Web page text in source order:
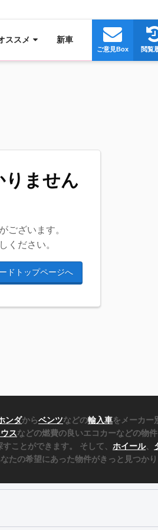
ススメ 新車
閲覧
ご意見Box
りません
ございます。
ください。
ドトップページへ
ンダからベンツなどの輸入車をメーカー
スなどの燃費の良いエコカーなどの物
ことができます。 そして、 ホイール、
たの希望にあった物件がきっと見つかり